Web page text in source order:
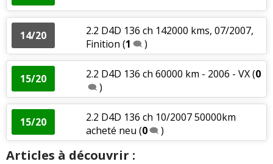
14/20
2.2 D4D 136 ch 142000 kms, 07/2007,
Finition (1 )
15/20 2.2 D4D 136 ch 60000 km - 2006 - VX(0
)
15/20
2.2 D4D 136 ch 10/2007 50000km
acheté neu (0 )
Articles à découvrir :